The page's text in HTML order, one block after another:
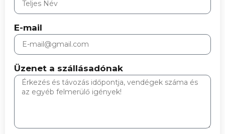
E-mail
Üzenet a szállásadónak